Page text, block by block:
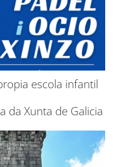
escola infantil
da Xunta de Galicia